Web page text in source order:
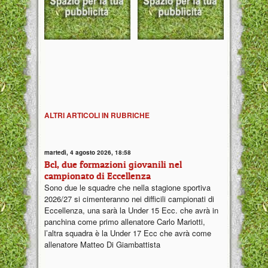
ALTRI ARTICOLI IN RUBRICHE
martedì, 4 agosto 2026, 18:58
Bcl, due formazioni giovanili nel
campionato di Eccellenza
Sono due le squadre che nella stagione sportiva
2026/27 si cimenteranno nei difficili campionati di
Eccellenza, una sarà la Under 15 Ecc. che avrà in
panchina come primo allenatore Carlo Mariotti,
l’altra squadra è la Under 17 Ecc che avrà come
allenatore Matteo Di Giambattista